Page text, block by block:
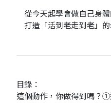
從今天起學會做自己身體
打造「活到老走到老」的
目錄：
這個動作，你做得到嗎？